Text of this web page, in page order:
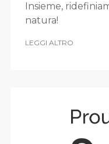
Insieme,
natura!
LEGGI ALTRO